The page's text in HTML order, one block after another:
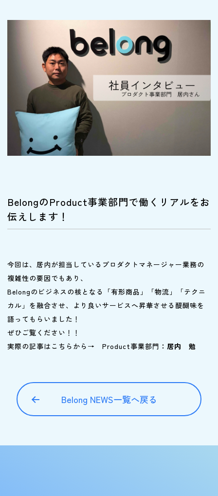
BelongのProduct事業部門で働くリアルをお
伝えします！
今回は、居内が担当しているプロダクトマネージャー業務の
複雑性の要因でもあり、
Belongのビジネスの核となる「有形商品」「物流」「テクニ
カル」を融合させ、より良いサービスへ昇華させる醍醐味を
語ってもらいました！
ぜひご覧ください！！
実際の記事はこちらから→ Product事業部門 ：居内 勉
Belong NEWS一覧へ戻る